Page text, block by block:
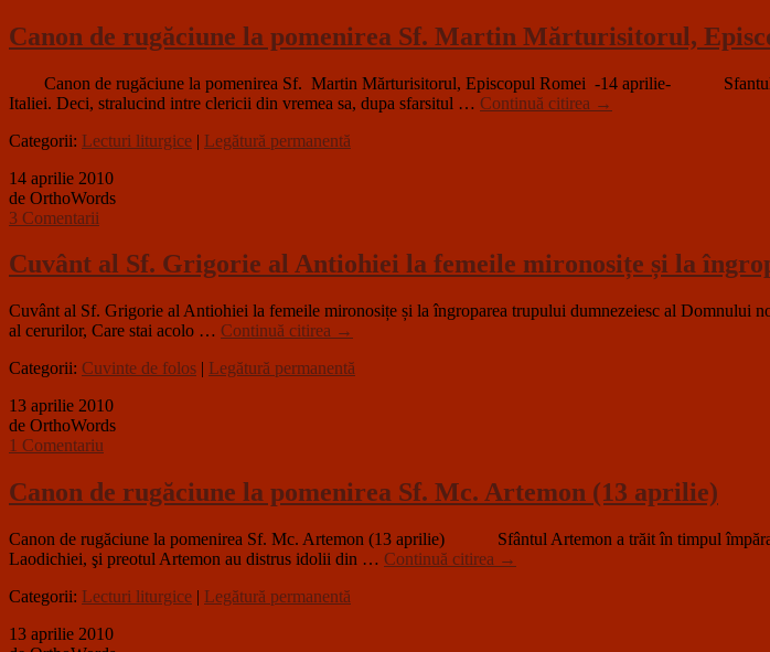
Canon de rugăciune la pomenirea Sf. Martin Mărturisitorul,
Canon de rugăciune la pomenirea Sf. Martin Mărturisitorul, Episcopul Romei -14 aprilie- Sfantul
Italiei. Deci, stralucind intre clericii din vremea sa, dupa sfarsitul … Continuă citirea →
Categorii: Lecturi liturgice | Legătură permanentă
14 aprilie 2010
de OrthoWords
3 Comentarii
Cuvânt al Sf. Grigorie al Antiohiei la femeile mironosițe și la
Cuvânt al Sf. Grigorie al Antiohiei la femeile mironosițe și la îngroparea trupului dumnezeiesc al
al cerurilor, Care stai acolo … Continuă citirea →
Categorii: Cuvinte de folos | Legătură permanentă
13 aprilie 2010
de OrthoWords
1 Comentariu
Canon de rugăciune la pomenirea Sf. Mc. Artemon (13 aprilie)
Canon de rugăciune la pomenirea Sf. Mc. Artemon (13 aprilie) Sfântul Artemon a trăit în timpul
Laodichiei, şi preotul Artemon au distrus idolii din … Continuă citirea →
Categorii: Lecturi liturgice | Legătură permanentă
13 aprilie 2010